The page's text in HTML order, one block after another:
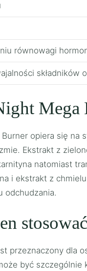
równowagi
składników
Mega
Burner opiera się
Ekstrakt z
natomiast
i ekstrakt z
odchudzania.
przeznaczony dla
być szczególnie